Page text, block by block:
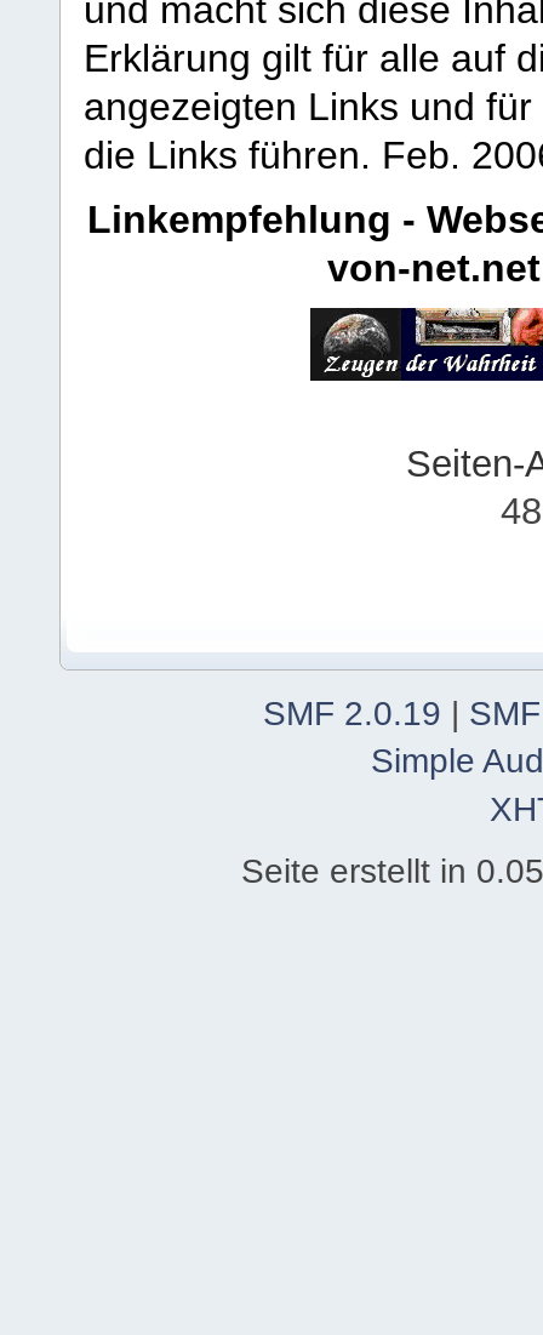
und macht sich diese
Erklärung gilt für alle auf
angezeigten Links und
die Links führen. Feb.
Linkempfehlung -
von-net.net
Seiten-
SMF 2.0.19 |
Simple
Seite erstellt in